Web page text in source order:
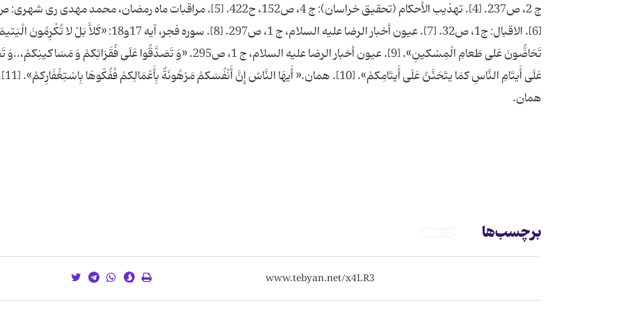
[6]. الاقبال: ج1، ص32. [7]. عیون أخبار الرضا علیه السلام، ج 1، ص297. [8]. سوره فجر، آیه 17و18: «كَلاَّ بَلْ
تَحَاضُّونَ عَلى طَعامِ الْمِسْكینِ». [9]. عیون أخبار الرضا علیه السلام، ج 1، ص295. «وَ تَصَدَّقُوا عَلَی فُقَرَائِکمْ وَ
عَلَی أَیتَامِ النَّاسِ کمَا یتَحَنَّنُ عَلَی أَیتَامِکمْ». [10].
برچسب‌ها